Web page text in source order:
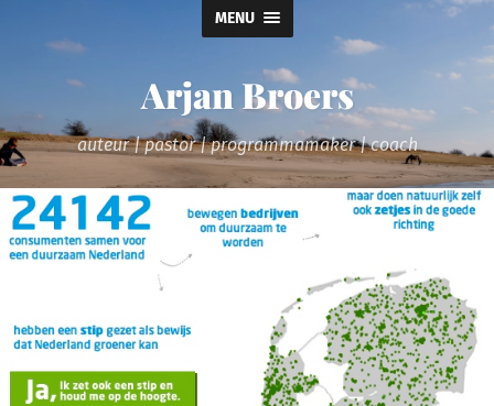
MENU
Arjan Broers
auteur | pastor | programmamaker | coach